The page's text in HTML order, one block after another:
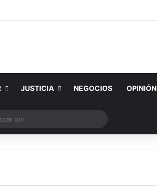
JUSTICIA NEGOCIOS OPINIÓN
al azar
skin
por